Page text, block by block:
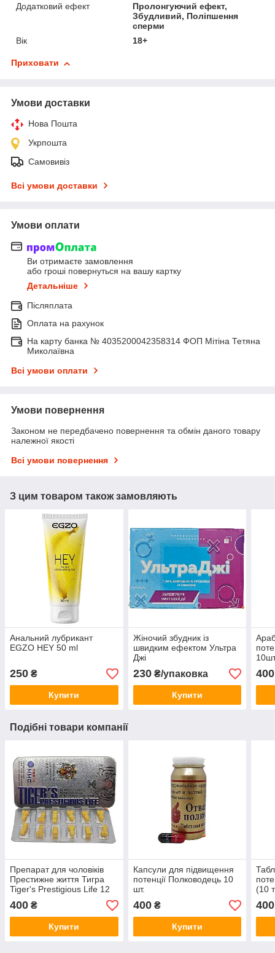
Додатковий ефект
Пролонгуючий ефект,
Збудливий, Поліпшення
сперми
Вік
18+
Приховати
Умови доставки
Нова Пошта
Укрпошта
Самовивіз
Всі умови доставки
Умови оплати
Ви отримаєте замовлення
або гроші повернуться на вашу картку
Детальніше
Післяплата
Оплата на рахунок
На карту банка № 4035200042358314 ФОП Мітіна Тетяна
Миколаївна
Всі умови оплати
Умови повернення
Законом не передбачено повернення та обмін даного товару
належної якості
Всі умови повернення
З цим товаром також замовляють
Анальний лубрикант
EGZO HEY 50 ml
250 ₴
Купити
Жіночий збудник із
швидким ефектом Ультра
Джі
230₴/упаковка
Купити
400
Подібні товари компанії
Препарат для чоловіків
Престижне життя Тигра
Tiger's Prestigious Life 12
400 ₴
Купити
Капсули для підвищення
потенції Полководець 10
шт.
400₴
Купити
(10
400